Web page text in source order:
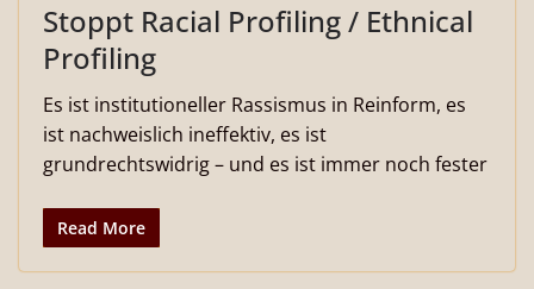
Stoppt Racial Profiling / Ethnical
Profiling
Es ist institutioneller Rassismus in Reinform, es
ist nachweislich ineffektiv, es ist
grundrechtswidrig – und es ist immer noch fester
Read More